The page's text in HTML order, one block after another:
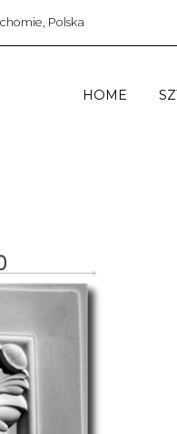
Polska
HOME